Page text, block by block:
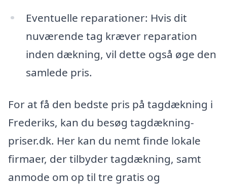
Eventuelle reparationer: Hvis dit
nuværende tag kræver reparation
inden dækning, vil dette også øge den
samlede pris.
For at få den bedste pris på tagdækning i
Frederiks, kan du besøg tagdækning-
priser.dk. Her kan du nemt finde lokale
firmaer, der tilbyder tagdækning, samt
anmode om op til tre gratis og